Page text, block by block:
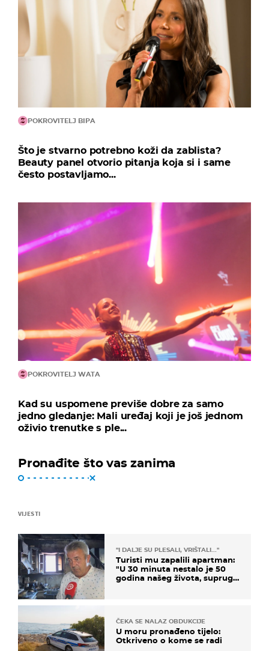
POKROVITELJ BIPA
Što je stvarno potrebno koži da zablista?
Beauty panel otvorio pitanja koja si i same
često postavljamo...
POKROVITELJ WATA
Kad su uspomene previše dobre za samo
jedno gledanje: Mali uređaj koji je još jednom
oživio trenutke s ple...
Pronađite što vas zanima
VIJESTI
"I DALJE SU PLESALI, VRIŠTALI..."
Turisti mu zapalili apartman:
"U 30 minuta nestalo je 50
godina našeg života, supruga
ČEKA SE NALAZ OBDUKCIJE
U moru pronađeno tijelo:
Otkriveno o kome se radi